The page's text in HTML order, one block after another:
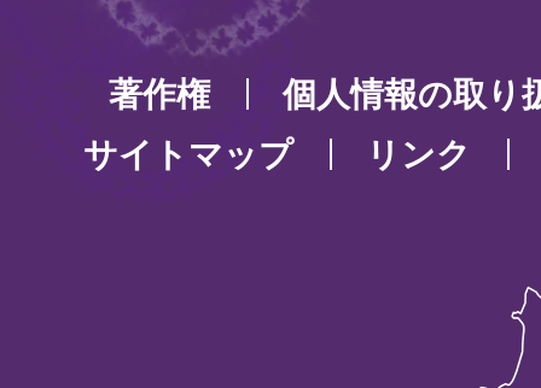
著作権
個人情報の取り
サイトマップ
リンク